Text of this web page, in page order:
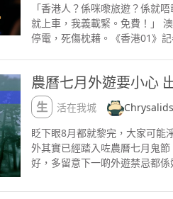
過2星期喝水的挑戰後，覺得
的時候亦覺得速度變快了。而
學的文章中指出，因為大腦需
其中的重要來源之一，所以多
易集中、敏銳、加強創造力等
mallionnue@IG） 一杯
卡路里，而一杯700毫升的台式
們戒掉這些甜飲，以清水代替，
取量。而多喝清水亦可以幫身
體變「乾淨」。而我們在餐前
慾，令我們可以更快速地瘦下
床至出門只有15分鐘時間，早
「香港人？係咪嚟旅遊？係就
就上車，我義載緊。免費！」
停電，死傷枕藉。《香港01》
府不堪，威哥亦說小部分香港人
襲後，土生土長的威哥即時發起
正在搬運物資的義工。（林若勤
港01》的同事到澳門採訪，一
800元天價。事件令人震驚但不
三巴一樣遠近馳名。對此，架
說話豪邁，望一望身旁的記者說
農曆七月外遊要小心
生活在我城
眨下眼8月都就黎完，大家可能
外其實已經踏入咗農曆七月鬼
好，多留意下一啲外遊禁忌都
會參觀古舊嘅建築物同遺蹟，